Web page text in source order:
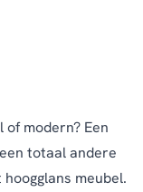
modern? Een
totaal andere
meubel.